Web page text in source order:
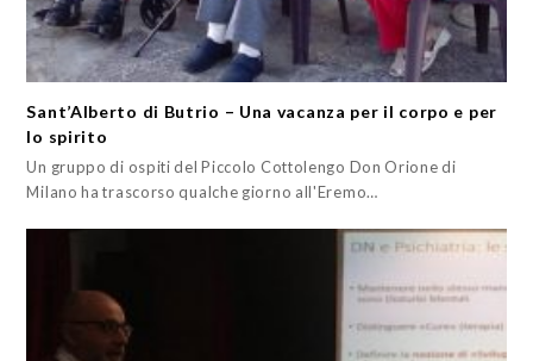
Sant’Alberto di Butrio – Una vacanza per il corpo e per
lo spirito
Un gruppo di ospiti del Piccolo Cottolengo Don Orione di
Milano ha trascorso qualche giorno all'Eremo…